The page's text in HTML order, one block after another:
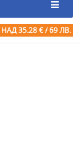
НАД 35.28 € / 69 ЛВ.